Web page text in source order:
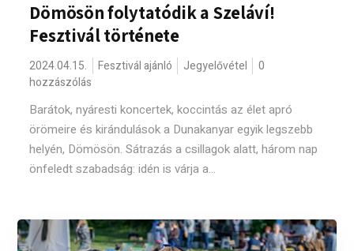
Dömösön folytatódik a Szeláví!
Fesztivál története
2024.04.15. Fesztivál ajánló Jegyelővétel
0
hozzászólás
Barátok, nyáresti koncertek, koccintás az élet apró
örömeire és kirándulások a Dunakanyar egyik legszebb
helyén, Dömösön. Sátrazás a csillagok alatt, három nap
önfeledt szabadság: idén is várja a...